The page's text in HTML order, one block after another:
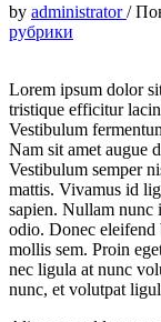
by administrator/
рубрики
Lorem ipsum dolor
tristique efficitur
Vestibulum
Nam sit amet augue
Vestibulum semper
mattis. Vivamus id
sapien. Nullam nunc
odio. Donec eleifend
mollis sem. Proin
nec ligula at nunc
nunc, et volutpat